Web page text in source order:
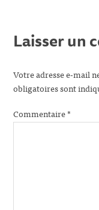
Laisser un
Votre adresse e-mail
obligatoires sont
Commentaire*